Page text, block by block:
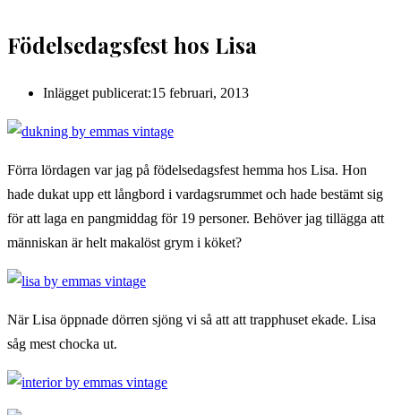
Födelsedagsfest hos Lisa
Inlägget publicerat:15 februari, 2013
Förra lördagen var jag på födelsedagsfest hemma hos Lisa. Hon
hade dukat upp ett långbord i vardagsrummet och hade bestämt sig
för att laga en pangmiddag för 19 personer. Behöver jag tillägga att
människan är helt makalöst grym i köket?
När Lisa öppnade dörren sjöng vi så att att trapphuset ekade. Lisa
såg mest chocka ut.